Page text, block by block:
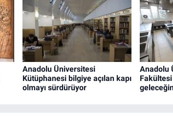
Anadolu Üniversitesi
Kütüphanesi bilgiye açılan kapı
olmayı sürdürüyor
Anadolu